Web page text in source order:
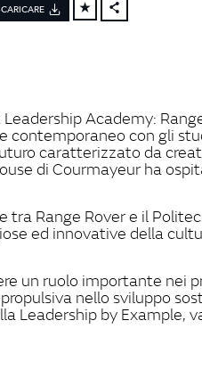
Academy:
contemporaneo con gli
caratterizzato da
di Courmayeur ha
tra Range Rover e il
ed innovative della
un ruolo importante nei
nello sviluppo
Leadership by Example,